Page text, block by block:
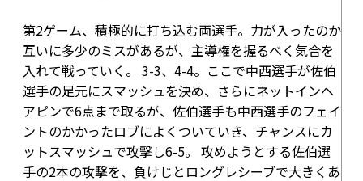
第2ゲーム、積極的に打ち込む両選手。力が入ったのか
互いに多少のミスがあるが、主導権を握るべく気合を
入れて戦っていく。 3-3、 4-4。ここで中西選手が佐伯
選手の足元にスマッシュを決め、さらにネットインヘ
アピンで6点まで取るが、佐伯選手も中西選手のフェイ
ントのかかったロブによくついていき、チャンスにカ
ットスマッシュで攻撃し6-5。 攻めようとする佐伯選
手の2本の攻撃を、負けじとロングレシーブで大きくあ